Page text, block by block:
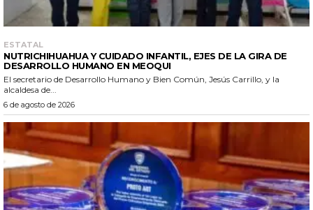
ESTATAL
NUTRICHIHUAHUA Y CUIDADO INFANTIL, EJES DE LA GIRA DE
DESARROLLO HUMANO EN MEOQUI
El secretario de Desarrollo Humano y Bien Común, Jesús Carrillo, y la
alcaldesa de...
6 de agosto de 2026